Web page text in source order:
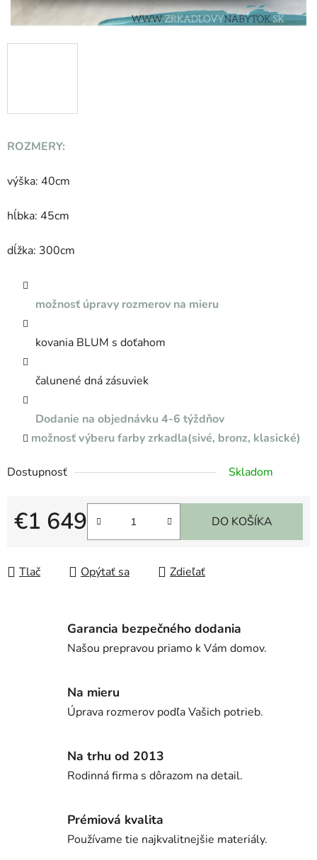
ROZMERY:
výška: 40cm
hĺbka: 45cm
dĺžka: 300cm
možnosť úpravy rozmerov na mieru
kovania BLUM s doťahom
čalunené dná zásuviek
Dodanie na objednávku 4-6 týždňov
možnosť výberu farby zrkadla(sivé, bronz, klasické)
Dostupnosť Skladom
€1 649
Jednotková cena:
DO KOŠÍKA
Tlač Opýtať sa Zdieľať
Garancia bezpečného dodania
Našou prepravou priamo k Vám domov.
Na mieru
Úprava rozmerov podľa Vašich potrieb.
Na trhu od 2013
Rodinná firma s dôrazom na detail.
Prémiová kvalita
Používame tie najkvalitnejšie materiály.